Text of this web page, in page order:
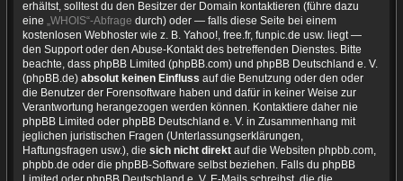
erhältst, solltest du den Besitzer der Domain kontaktieren (führe dazu
eine „WHOIS“-Abfrage durch) oder — falls diese Seite bei einem
kostenlosen Webhoster wie z. B. Yahoo!, free.fr, funpic.de usw. liegt —
den Support oder den Abuse-Kontakt des betreffenden Dienstes. Bitte
beachte, dass phpBB Limited (phpBB.com) und phpBB Deutschland e. V.
(phpBB.de) absolut keinen Einfluss auf die Benutzung oder den oder
die Benutzer der Forensoftware haben und dafür in keiner Weise zur
Verantwortung herangezogen werden können. Kontaktiere daher nie
phpBB Limited oder phpBB Deutschland e. V. in Zusammenhang mit
jeglichen juristischen Fragen (Unterlassungserklärungen,
Haftungsfragen usw.), die sich nicht direkt auf die Websiten phpbb.com,
phpbb.de oder die phpBB-Software selbst beziehen. Falls du phpBB